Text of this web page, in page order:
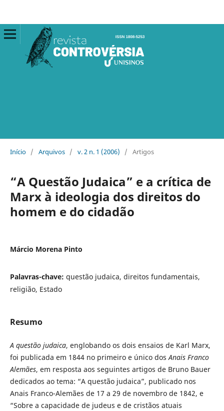
Início / Arquivos / v. 2 n. 1 (2006) / Artigos
“A Questão Judaica” e a crítica de
Marx à ideologia dos direitos do
homem e do cidadão
Márcio Morena Pinto
Palavras-chave: questão judaica, direitos fundamentais,
religião, Estado
Resumo
A questão judaica, englobando os dois ensaios de Karl Marx,
foi publicada em 1844 no primeiro e único dosAnais Franco
Alemães, em resposta aos seguintes artigos de Bruno Bauer
dedicados ao tema: “A questão judaica”, publicado nos
Anais Franco-Alemães de 17 a 29 de novembro de 1842, e
“Sobre a capacidade de judeus e de cristãos atuais